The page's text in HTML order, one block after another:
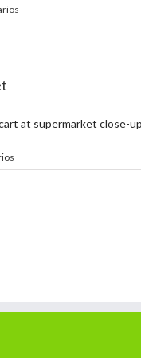
at supermarket close-